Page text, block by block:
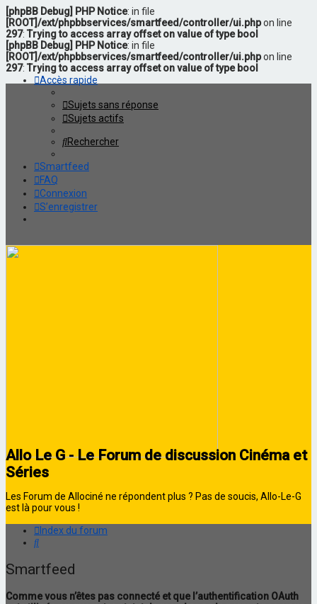
[phpBB Debug] PHP Notice: in file
[ROOT]/ext/phpbbservices/smartfeed/controller/ui.phpon line
297: Trying to access array offset on value of type bool
[phpBB Debug] PHP Notice: in file
[ROOT]/ext/phpbbservices/smartfeed/controller/ui.phpon line
297: Trying to access array offset on value of type bool
Accès rapide
Sujets sans réponse
Sujets actifs
Rechercher
Smartfeed
FAQ
Connexion
S’enregistrer
Allo Le G - Le Forum de discussion Cinéma et
Séries
Les Forum de Allociné ne répondent plus ? Pas de soucis, Allo-Le-G
est là pour vous !
Index du forum
Rechercher
Smartfeed
Comme vous n’êtes pas connecté et que l’authentification OAuth